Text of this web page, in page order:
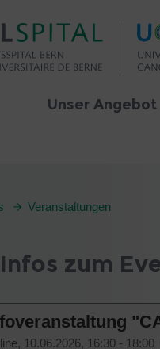
Unser Angebot
Veranstaltungen
zum
10.06.2026, 16:30 -